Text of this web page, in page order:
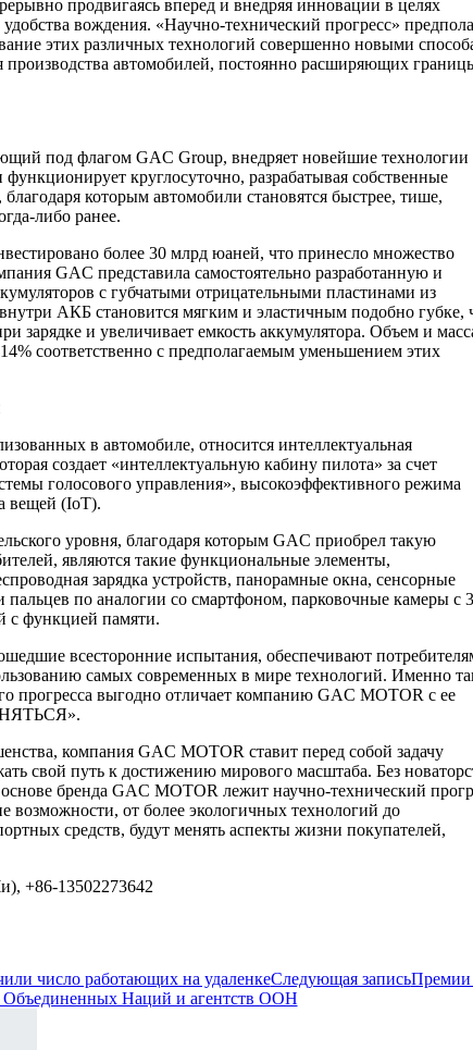
продвигаясь вперед и внедряя инновации в целях
вождения. «Научно-технический прогресс»
этих различных технологий совершенно новыми
производства автомобилей, постоянно расширяющих
под флагом GAC Group, внедряет новейшие технологии
круглосуточно, разрабатывая собственные
которым автомобили становятся быстрее, тише,
либо ранее.
более 30 млрд юаней, что принесло множество
GAC представила самостоятельно разработанную и
с губчатыми отрицательными пластинами из
АКБ становится мягким и эластичным подобно губке,
зарядке и увеличивает емкость аккумулятора. Объем и
соответственно с предполагаемым уменьшением этих
в автомобиле, относится интеллектуальная
создает «интеллектуальную кабину пилота» за счет
голосового управления», высокоэффективного режима
вещей (IoT).
уровня, благодаря которым GAC приобрел такую
являются такие функциональные элементы,
зарядка устройств, панорамные окна, сенсорные
по аналогии со смартфоном, парковочные камеры с
с функцией памяти.
всесторонние испытания, обеспечивают
самых современных в мире технологий. Именно
прогресса выгодно отличает компанию GAC MOTOR с ее
компания GAC MOTOR ставит перед собой задачу
свой путь к достижению мирового масштаба. Без
бренда GAC MOTOR лежит научно-технический
от более экологичных технологий до
средств, будут менять аспекты жизни покупателей,
13502273642
число работающих на удаленкеСледующая записьПремии
Наций и агентств ООН